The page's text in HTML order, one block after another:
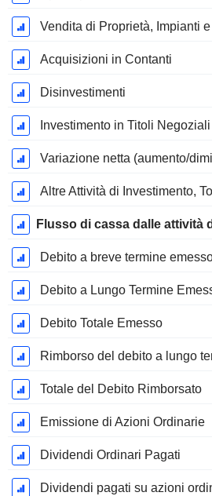
Vendita di Proprietà, Impianti
Acquisizioni in Contanti
Disinvestimenti
Investimento in Titoli
Altre Attività di Investimento,
Flusso di cassa dalle attività
Debito a breve termine
Debito a Lungo Termine
Debito Totale Emesso
Rimborso del debito a lungo
Totale del Debito Rimborsato
Emissione di Azioni Ordinarie
Dividendi Ordinari Pagati